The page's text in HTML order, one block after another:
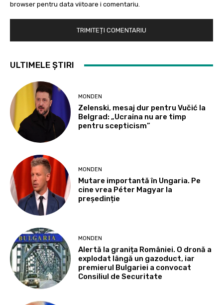
browser pentru data viitoare i comentariu.
ULTIMELE ȘTIRI
MONDEN
Zelenski, mesaj dur pentru Vučić la
Belgrad: „Ucraina nu are timp
pentru scepticism”
MONDEN
Mutare importantă în Ungaria. Pe
cine vrea Péter Magyar la
președinție
MONDEN
Alertă la granița României. O dronă a
explodat lângă un gazoduct, iar
premierul Bulgariei a convocat
Consiliul de Securitate